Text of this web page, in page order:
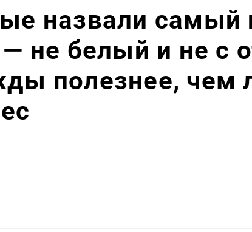
назвали самый
не белый и не с
полезнее, чем